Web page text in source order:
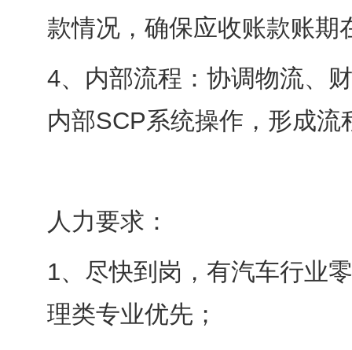
款情况，确保应收账款账期
4、内部流程：协调物流、
内部SCP系统操作，形成流
人力要求：
1、尽快到岗，有汽车行业
理类专业优先；